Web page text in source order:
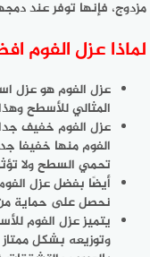
مزدوج، فإنها توفر عند
لماذا عزل الفوم
عزل الفوم هو عزل
المثالي للأسطح
عزل الفوم خفيف
الفوم منها خفيفا
تحمي السطح ولا
أيضًا بفضل عزل
نحصل على حماية من
يتميز عزل الفوم
وتوزيعه بشكل